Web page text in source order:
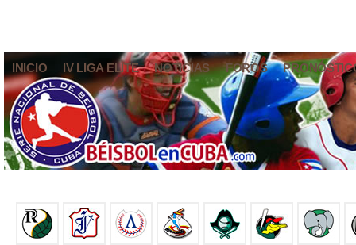
INICIO IV LIGA ELITE NOTICIAS FOROS